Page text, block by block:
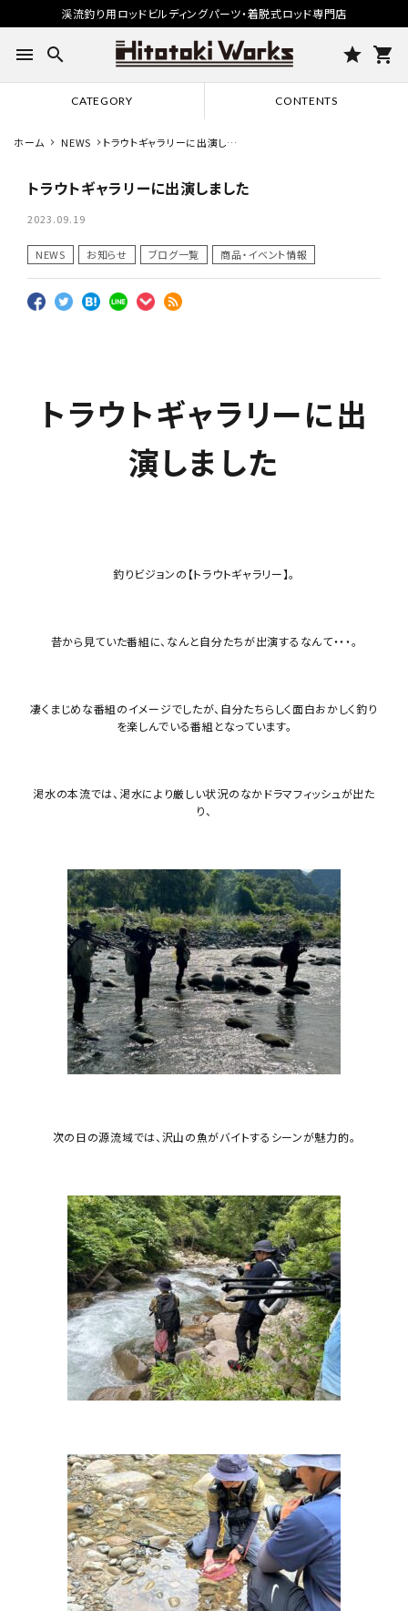
渓流釣り用ロッドビルディングパーツ・着脱式ロッド専門店
menu search star shopping_cart
CATEGORY CONTENTS
ホーム NEWS
トラウトギャラリーに出演しま
トラウトギャラリーに出演しました
2023.09.19
NEWS お知らせ ブログ一覧 商品・イベント情報
トラウトギャラリーに出
演しました
釣りビジョンの【トラウトギャラリー】。
昔から見ていた番組に、なんと自分たちが出演するなんて・・・。
凄くまじめな番組のイメージでしたが、自分たちらしく面白おかしく釣り
を楽しんでいる番組となっています。
渇水の本流では、渇水により厳しい状況のなかドラマフィッシュが出た
り、
次の日の源流域では、沢山の魚がバイトするシーンが魅力的。